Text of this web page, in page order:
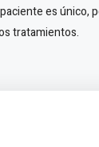
es único,
tratamientos.